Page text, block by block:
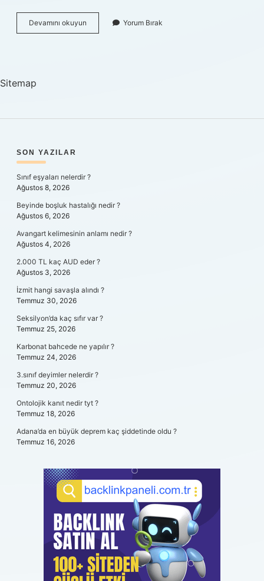
Devamını okuyun
Konsantrasyon
Yorum Bırak
Sitemap
SIDEBAR
SON YAZILAR
Sınıf eşyaları nelerdir ?
Ağustos 8, 2026
Beyinde boşluk hastalığı nedir ?
Ağustos 6, 2026
Avangart kelimesinin anlamı nedir ?
Ağustos 4, 2026
2.000 TL kaç AUD eder ?
Ağustos 3, 2026
İzmit hangi savaşla alındı ?
Temmuz 30, 2026
Seksilyon’da kaç sıfır var ?
Temmuz 25, 2026
Karbonat bahcede ne yapılır ?
Temmuz 24, 2026
3.sınıf deyimler nelerdir ?
Temmuz 20, 2026
Ontolojik kanıt nedir tyt ?
Temmuz 18, 2026
Adana’da en büyük deprem kaç şiddetinde oldu ?
Temmuz 16, 2026